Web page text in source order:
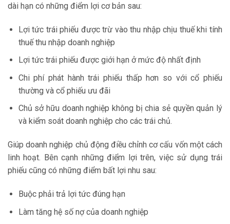
dài hạn có những điểm lợi cơ bản sau:
Lợi tức trái phiếu được trừ vào thu nhập chịu thuế khi tính
thuế thu nhập doanh nghiệp
Lợi tức trái phiếu được giới hạn ở mức độ nhất định
Chi phí phát hành trái phiếu thấp hơn so với cổ phiếu
thường và cổ phiếu ưu đãi
Chủ sở hữu doanh nghiệp không bị chia sẻ quyền quản lý
và kiểm soát doanh nghiệp cho các trái chủ.
Giúp doanh nghiệp chủ động điều chỉnh cơ cấu vốn một cách
linh hoạt. Bên cạnh những điểm lợi trên, việc sử dụng trái
phiếu cũng có những điểm bất lợi nhu sau:
Buộc phải trả lợi tức đúng hạn
Làm tăng hệ số nợ của doanh nghiệp